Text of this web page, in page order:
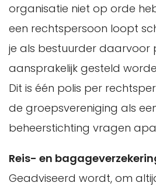
organisatie niet op orde
een rechtspersoon loopt
je als bestuurder daarvoor
aansprakelijk gesteld
Dit is één polis per
de groepsvereniging als
beheerstichting vragen
Reis- en
Geadviseerd wordt, om